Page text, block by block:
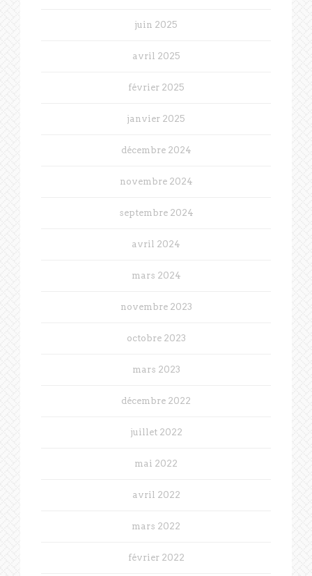
juin 2025
avril 2025
février 2025
janvier 2025
décembre 2024
novembre 2024
septembre 2024
avril 2024
mars 2024
novembre 2023
octobre 2023
mars 2023
décembre 2022
juillet 2022
mai 2022
avril 2022
mars 2022
février 2022